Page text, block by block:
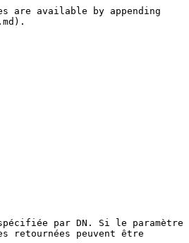
are available by appending
par DN. Si le paramètre
retournées peuvent être